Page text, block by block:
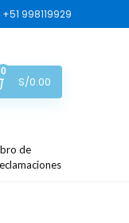
998119929
0
S/0.00
de